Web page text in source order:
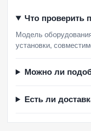
Что проверить
Модель
установки,
Можно ли
Есть ли